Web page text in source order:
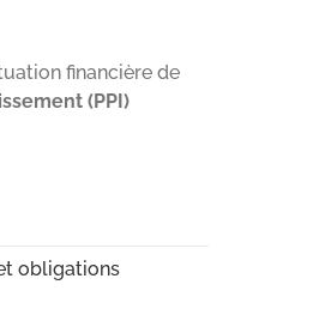
financière de
(PPI)
obligations